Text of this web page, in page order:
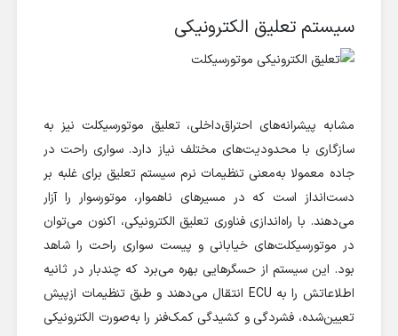
سیستم تعلیق الکترونیکی
مشابه پیشرانه‌های احتراق‌داخلی، تعلیق موتورسیکلت نیز به
سازگاری با محدودیت‌های مختلف نیاز دارد. سواری راحت در
جاده معمولا به‌معنی تنظیمات نرم سیستم تعلیق برای غلبه بر
دست‌انداز است که در مسیرهای ناهموار، موتورسوار را آزار
می‌دهند. با راه‌اندازی فناوری تعلیق الکترونیکی، اکنون می‌توان
در موتورسیکلت‌های خیابانی و پیست سواری راحت را شاهد
بود. این سیستم از حسگرهایی بهره می‌برد که چندبار در ثانیه
اطلاعاتش را به ECU انتقال می‌دهند و طبق تنظیمات از‌پیش
تعیین‌شده، فشردگی و کشیدگی کمک‌فنر را به‌صورت الکترونیکی